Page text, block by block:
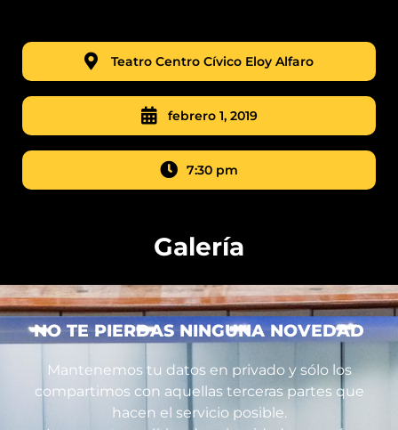
Teatro Centro Cívico Eloy Alfaro
febrero 1, 2019
7:30 pm
Galería
NO TE PIERDAS NINGUNA NOVEDAD
Mantenemos tu datos en privado y sólo los
compartimos con aquellas terceras partes que
hacen el servicio posible.